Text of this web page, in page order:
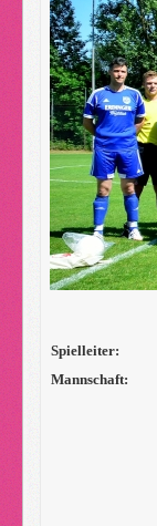
Spielleiter:
Mannschaft: